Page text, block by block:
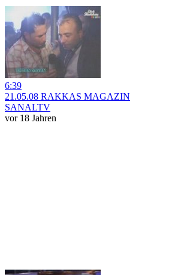
6:39
21.05.08 RAKKAS MAGAZIN
SANALTV
vor 18 Jahren